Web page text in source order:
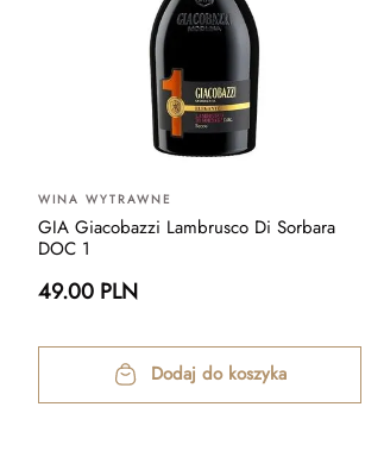
WINA WYTRAWNE
GIA Giacobazzi Lambrusco Di Sorbara
DOC 1
49.00 PLN
Dodaj do koszyka